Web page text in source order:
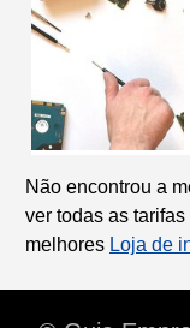
Não encontrou a
ver todas as tarifas
melhores Loja de